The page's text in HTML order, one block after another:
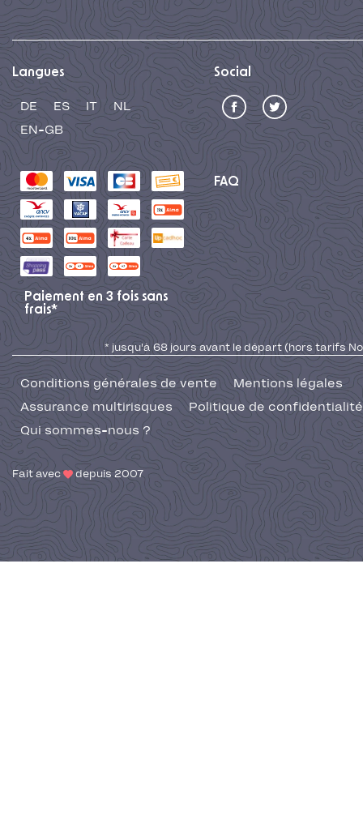
Langues
DE ES IT
NL
EN-GB
Social
FAQ
Paiement en 3 fois sans
frais*
* jusqu'à 68 jours avant le départ (hors tarifs No
Conditions générales de vente
Mentions légales
Assurance multirisques
Politique de confidentialité
Qui sommes-nous ?
Fait avec depuis 2007